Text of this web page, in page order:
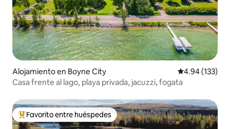
Alojamiento en Boyne City Calificación
4.94 (133)
Casa frente al lago, playa privada, jacuzzi, fogata
Favorito entre huéspedes preferido
Favorito entre huéspedes